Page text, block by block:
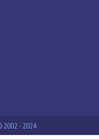
2002 - 2024